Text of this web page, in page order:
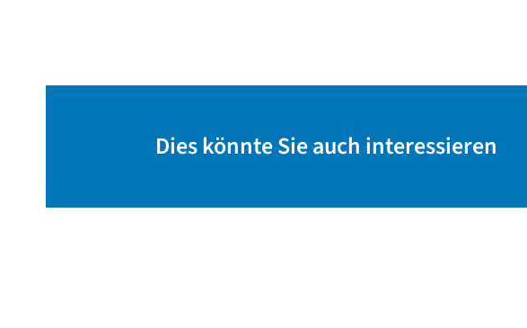
Dies könnte Sie auch interessieren